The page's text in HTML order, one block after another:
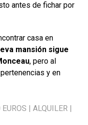
antes de fichar por
casa en
mansión sigue
, pero al
y en
| ALQUILER |